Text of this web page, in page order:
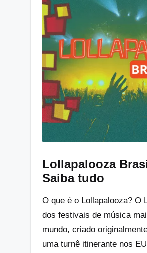
Lollapalooza
Saiba tudo
O que é o Lollapalooza? O
dos festivais de música
mundo, criado
uma turnê itinerante nos